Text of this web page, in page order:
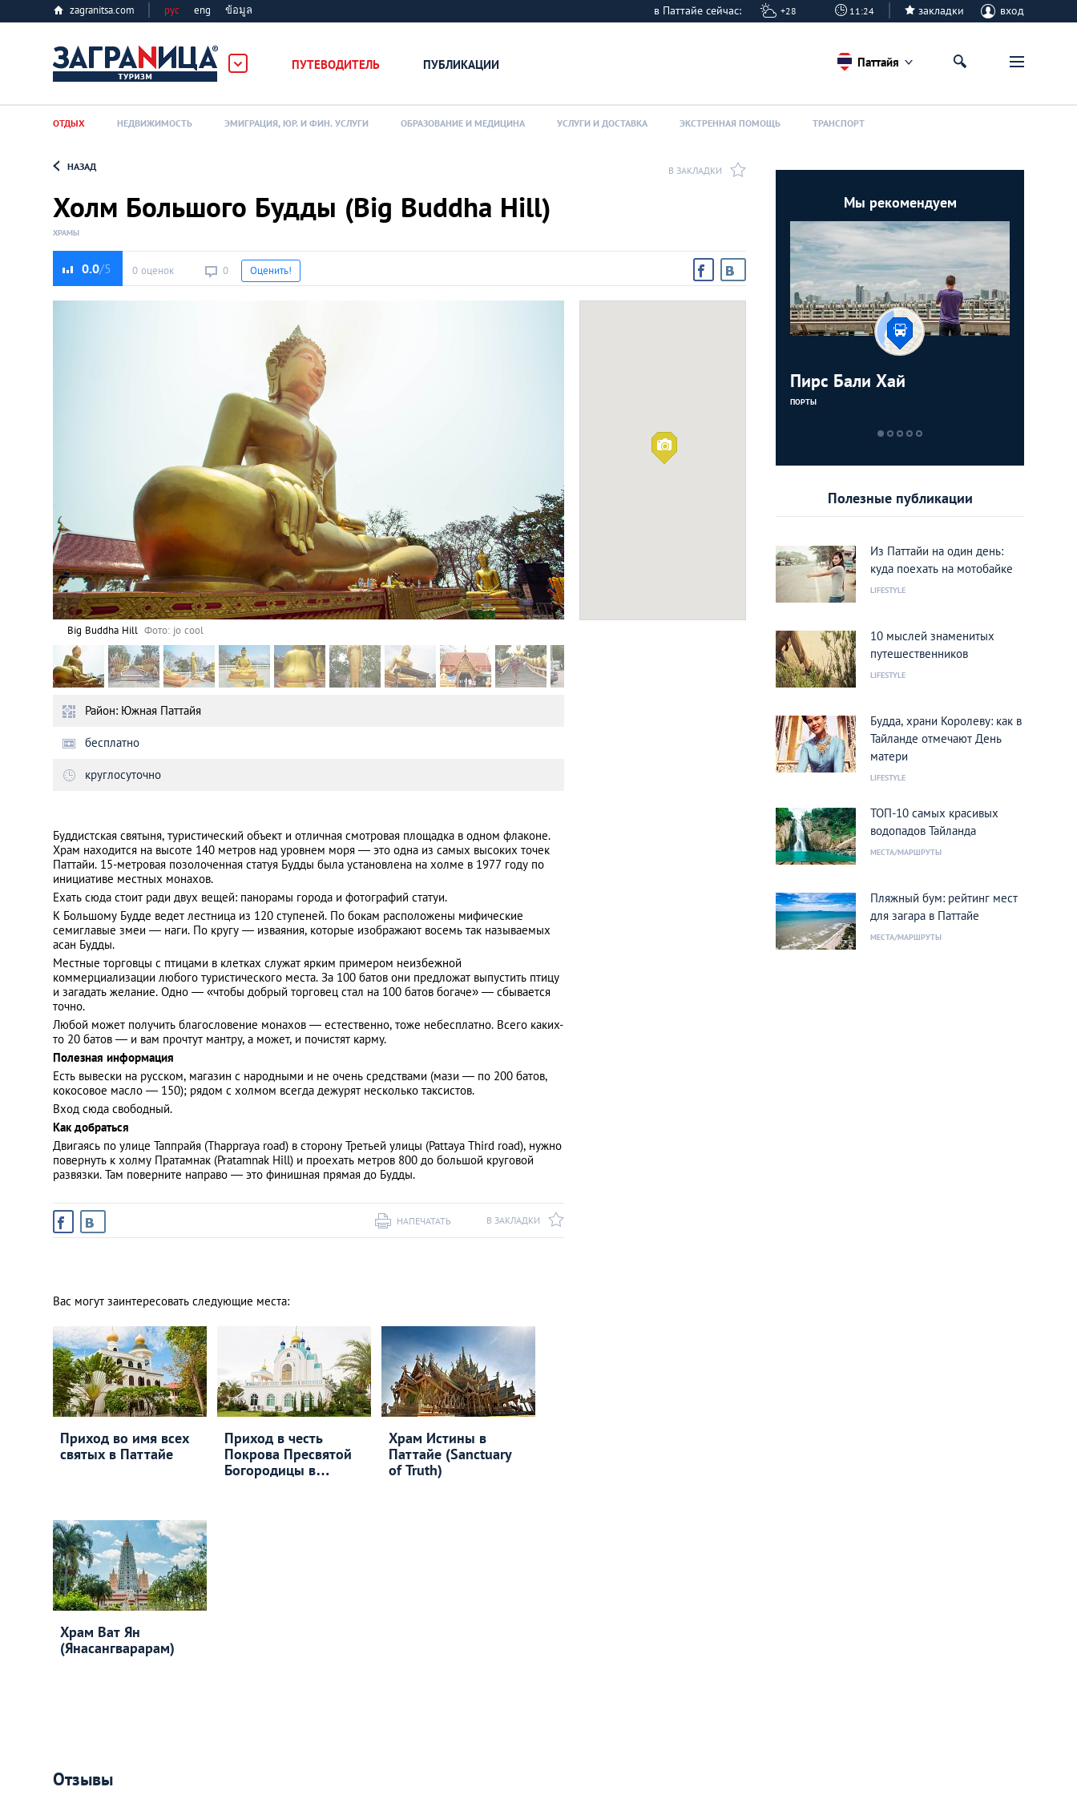
zagranitsa.com рус eng ข้อมูล в Паттайе сейчас: +28 11:24 закладки вход
ПУТЕВОДИТЕЛЬ ПУБЛИКАЦИИ
Лондон
Лос-Анджелес
Москва
Париж
Паттайя
Пхукет
Loading...
Паттайя
ОТДЫХ НЕДВИЖИМОСТЬ ЭМИГРАЦИЯ, ЮР. И ФИН. УСЛУГИ ОБРАЗОВАНИЕ И МЕДИЦИНА УСЛУГИ И ДОСТАВКА ЭКСТРЕННАЯ ПОМОЩЬ ТРАНСПОРТ
НАЗАД В ЗАКЛАДКИ
Холм Большого Будды (Big Buddha Hill)
ХРАМЫ
0.0 0 оценок 0 Оценить!
Big Buddha Hill Фото: jo cool Буддистская святыня, туристический объект и отличная смотровая площадка в одном флаконе
Район: Южная Паттайя
бесплатно
круглосуточно
Буддистская святыня, туристический объект и отличная смотровая площадка в одном флаконе.
Храм находится на высоте 140 метров над уровнем моря — это одна из самых высоких точек
Паттайи. 15-метровая позолоченная статуя Будды была установлена на холме в 1977 году по
инициативе местных монахов.
Ехать сюда стоит ради двух вещей: панорамы города и фотографий статуи.
К Большому Будде ведет лестница из 120 ступеней. По бокам расположены мифические
семиглавые змеи — наги. По кругу — изваяния, которые изображают восемь так называемых
асан Будды.
Местные торговцы с птицами в клетках служат ярким примером неизбежной
коммерциализации любого туристического места. За 100 батов они предложат выпустить птицу
и загадать желание. Одно — «чтобы добрый торговец стал на 100 батов богаче» — сбывается
точно.
Любой может получить благословение монахов — естественно, тоже небесплатно. Всего каких-
то 20 батов — и вам прочтут мантру, а может, и почистят карму.
Полезная информация
Есть вывески на русском, магазин с народными и не очень средствами (мази — по 200 батов,
кокосовое масло — 150); рядом с холмом всегда дежурят несколько таксистов.
Вход сюда свободный.
Как добраться
Двигаясь по улице Таппрайя (Thappraya road) в сторону Третьей улицы (Pattaya Third road), нужно
повернуть к холму Пратамнак (Pratamnak Hill) и проехать метров 800 до большой круговой
развязки. Там поверните направо — это финишная прямая до Будды.
В ЗАКЛАДКИ
НАПЕЧАТАТЬ
Вас могут заинтересовать следующие места:
Приход во имя всех
святых в Паттайе
Приход в честь
Покрова Пресвятой
Богородицы в
Храм Истины в
Паттайе (Sanctuary
of Truth)
Храм Ват Ян
(Янасангварарам)
Мы рекомендуем
Пирс Бали Хай
ПОРТЫ
Полезные публикации
Из Паттайи на один день:
куда поехать на мотобайке
LIFESTYLE
10 мыслей знаменитых
путешественников
LIFESTYLE
Будда, храни Королеву: как в
Тайланде отмечают День
матери
LIFESTYLE
ТОП-10 самых красивых
водопадов Тайланда
МЕСТА/МАРШРУТЫ
Пляжный бум: рейтинг мест
для загара в Паттайе
МЕСТА/МАРШРУТЫ
Отзывы